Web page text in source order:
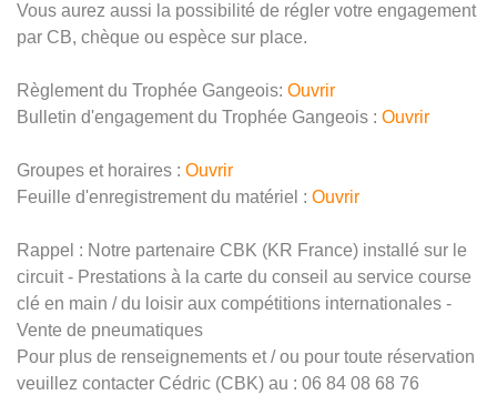
Vous aurez aussi la possibilité de régler votre engagement
par CB, chèque ou espèce sur place.
Règlement du Trophée Gangeois: Ouvrir
Bulletin d'engagement du Trophée Gangeois : Ouvrir
Groupes et horaires : Ouvrir
Feuille d'enregistrement du matériel : Ouvrir
Rappel : Notre partenaire CBK (KR France) installé sur le
circuit - Prestations à la carte du conseil au service course
clé en main / du loisir aux compétitions internationales -
Vente de pneumatiques
Pour plus de renseignements et / ou pour toute réservation
veuillez contacter Cédric (CBK) au : 06 84 08 68 76